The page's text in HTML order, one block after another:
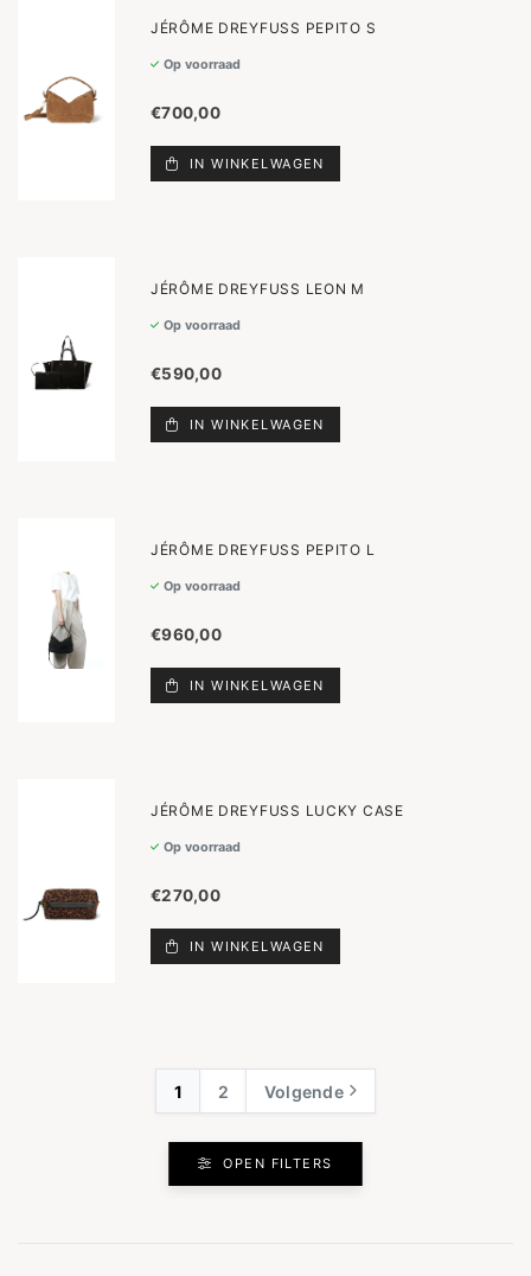
JÉRÔME DREYFUSS PEPITO S
Op voorraad
€700,00
IN WINKELWAGEN
JÉRÔME DREYFUSS LEON M
Op voorraad
€590,00
IN WINKELWAGEN
JÉRÔME DREYFUSS PEPITO L
Op voorraad
€960,00
IN WINKELWAGEN
JÉRÔME DREYFUSS LUCKY CASE
Op voorraad
€270,00
IN WINKELWAGEN
1 2 Volgende
OPEN FILTERS